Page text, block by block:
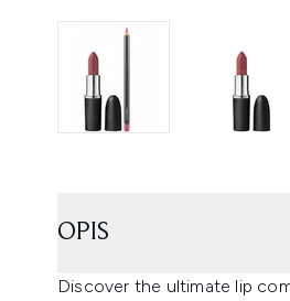
OPIS
Discover the ultimate lip